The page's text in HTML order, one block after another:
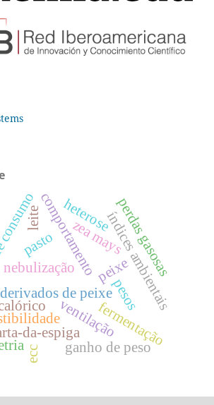
peixe
derivados de peixe
comportamentoíndices ambientais
nebulização
ventilaçãofermentação
da-espiga
zea maysperdas gasosas
pesos
ganho de peso
pasto
leite
ecc
heterose